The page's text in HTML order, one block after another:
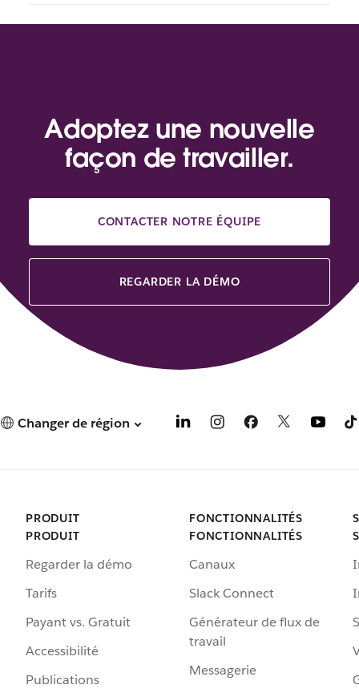
Adoptez une nouvelle
façon de travailler.
CONTACTER NOTRE ÉQUIPE
REGARDER LA DÉMO
Changer de région
PRODUIT
PRODUIT
Regarder la démo
Tarifs
Payant vs. Gratuit
Accessibilité
Publications
FONCTIONNALITÉS
FONCTIONNALITÉS
Canaux
Slack Connect
Générateur de flux de
travail
Messagerie